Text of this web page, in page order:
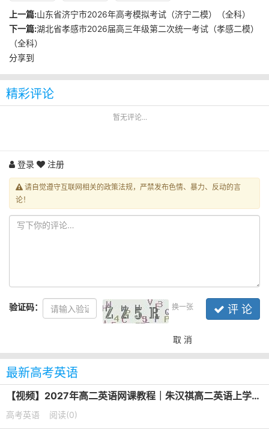
上一篇:山东省济宁市2026年高考模拟考试（济宁二模）（全科）
下一篇:湖北省孝感市2026届高三年级第二次统一考试（孝感二模）
（全科）
分享到
精彩评论
暂无评论...
登录 注册
请自觉遵守互联网相关的政策法规，严禁发布色情、暴力、反动的言
论！
验证码： 换一张 评 论
取 消
最新高考英语
【视频】2027年高二英语网课教程｜朱汉祺高二英语上学期暑假班视频教程
高考英语 阅读(0)